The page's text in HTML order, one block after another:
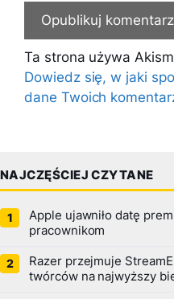
Ta strona używa
Dowiedz się, w jaki
dane Twoich
NAJCZĘŚCIEJ CZYTANE
Apple ujawniło datę
pracownikom
Razer przejmuje
twórców na najwyższy